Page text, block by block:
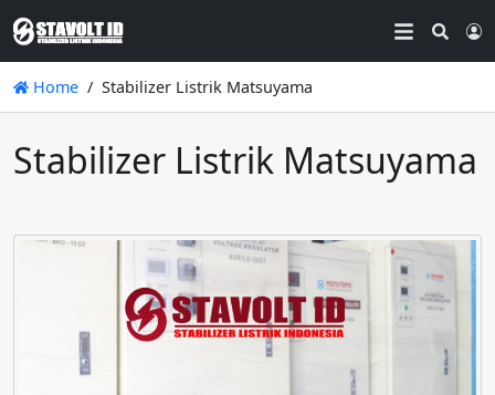
Home Stabilizer Listrik Matsuyama
Stabilizer Listrik Matsuyama